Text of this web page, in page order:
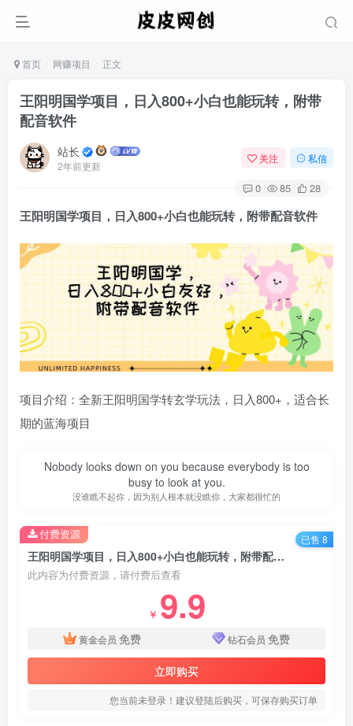
首页 网赚项目 正文
王阳明国学项目，日入800+小白也能玩转，附带
配音软件
站长
2年前更新
关注 私信
0 85 28
王阳明国学项目 ，日入800+小白也能玩转，附带配音软件
项目介绍：全新王阳明国学转玄学玩法，日入800+，适合长
期的蓝海项目
Nobody looks down on you because everybody is too
busy to look at you.
没谁瞧不起你，因为别人根本就没瞧你，大家都很忙的
王阳明国学项目，日入800+小白也能玩转，附带配音软件
此内容为付费资源，请付费后查看
￥ 9.9
黄金会员 免费 钻石会员 免费
立即购买
您当前未登录！建议登陆后购买，可保存购买订单
付费资源 已售 8